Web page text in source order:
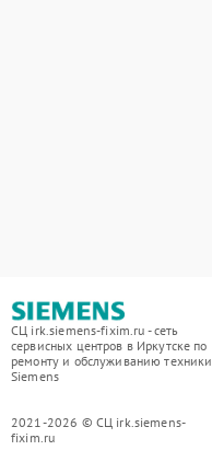
СЦ irk.siemens-fixim.ru - сеть
сервисных центров в Иркутске по
ремонту и обслуживанию техники
Siemens
2021-2026 © СЦ irk.siemens-
fixim.ru